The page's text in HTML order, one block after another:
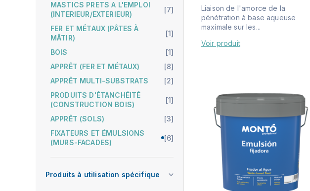
MASTICS PRETS A L'EMPLOI
(INTERIEUR/EXTERIEUR)
[7]
FER ET MÉTAUX (PÂTES À
MÂTIR)
[1]
BOIS
[1]
APPRÊT (FER ET MÉTAUX)
[8]
APPRÊT MULTI-SUBSTRATS
[2]
PRODUITS D'ÉTANCHÉITÉ
(CONSTRUCTION BOIS)
[1]
APPRÊT (SOLS)
[3]
FIXATEURS ET ÉMULSIONS
(MURS-FACADES)
[6]
Produits à utilisation spécifique
Liaison de l'amorce de la
pénétration à base aqueuse
maximale sur les...
Voir produit